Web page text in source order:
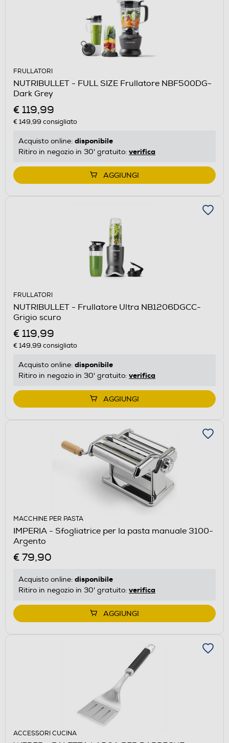
FRULLATORI
NUTRIBULLET - FULL SIZE Frullatore NBF500DG-
Dark Grey
€ 119,99
€ 149,99 consigliato
Acquisto online: disponibile
Ritiro in negozio in 30' gratuito: verifica
AGGIUNGI
FRULLATORI
NUTRIBULLET - Frullatore Ultra NB1206DGCC-
Grigio scuro
€ 119,99
€ 149,99 consigliato
Acquisto online: disponibile
Ritiro in negozio in 30' gratuito: verifica
AGGIUNGI
MACCHINE PER PASTA
IMPERIA - Sfogliatrice per la pasta manuale 3100-
Argento
€ 79,90
Acquisto online: disponibile
Ritiro in negozio in 30' gratuito: verifica
AGGIUNGI
ACCESSORI CUCINA